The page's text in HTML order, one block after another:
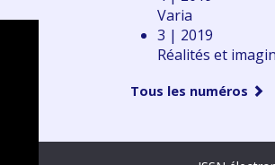
Varia
3 | 2019
Réalités et
Tous les numéros